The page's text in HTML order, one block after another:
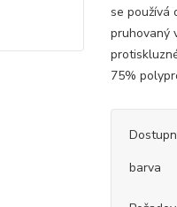
se používá
pruhovaný
75%
barva